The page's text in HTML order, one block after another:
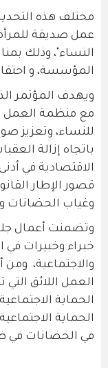
مختلف هذه
عمل صديقة
النساء"، وذلك
المؤسسة، و
ويهدف المؤتمر
مع منظمة العمل
للنساء، وتعزيز
باتجاه إزالة
الاقتصادية في
قصور الإطار
وغياب الحضانات
وتضمنت أعمال
خبراء وخبيرات في
والاجتماعية، ومن
العمل اللائق
الحماية
الحماية
في الحضانات في